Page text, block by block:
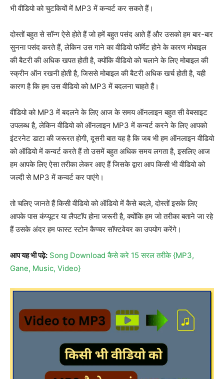
भी वीडियो को चुटकियों में MP3 में कन्वर्ट कर सकते हैं।
दोस्तों बहुत से सॉन्ग ऐसे होते हैं जो हमें बहुत पसंद आते हैं और उसको हम बार-बार
सुनना पसंद करते हैं, लेकिन उस गाने का वीडियो फॉर्मेट होने के कारण मोबाइल
की बैटरी की अधिक खपत होती है, क्योंकि वीडियो को चलाने के लिए मोबाइल की
स्क्रीन ऑन रखनी होती है, जिससे मोबाइल की बैटरी अधिक खर्च होती है, यही
कारण है कि हम उस वीडियो को MP3 में बदलना चाहते हैं।
वीडियो को MP3 में बदलने के लिए आज के समय ऑनलाइन बहुत सी वेबसाइट
उपलब्ध है, लेकिन वीडियो को ऑनलाइन MP3 में कन्वर्ट करने के लिए आपको
इंटरनेट डाटा की जरूरत होगी, दूसरी बात यह है कि जब भी हम ऑनलाइन वीडियो
को ऑडियो में कन्वर्ट करते हैं तो उसमें बहुत अधिक समय लगता है, इसलिए आज
हम आपके लिए ऐसा तरीका लेकर आए हैं जिसके द्वारा आप किसी भी वीडियो को
जल्दी से MP3 में कन्वर्ट कर पाएंगे।
तो चलिए जानते हैं किसी वीडियो को ऑडियो में कैसे बदले, दोस्तों इसके लिए
आपके पास कंप्यूटर या लैपटॉप होना जरूरी है, क्योंकि हम जो तरीका बताने जा रहे
हैं उसके अंदर हम फास्ट स्टोन कैप्चर सॉफ्टवेयर का उपयोग करेंगे।
आप यह भी पढ़े: Song Download कैसे करे 15 सरल तरीके {MP3,
Gane, Music, Video}